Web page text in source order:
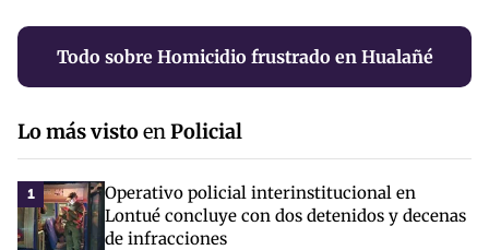
Todo sobre Homicidio frustrado en Hualañé
Lo más vistoenPolicial
1
Operativo policial interinstitucional en
Lontué concluye con dos detenidos y decenas
de infracciones